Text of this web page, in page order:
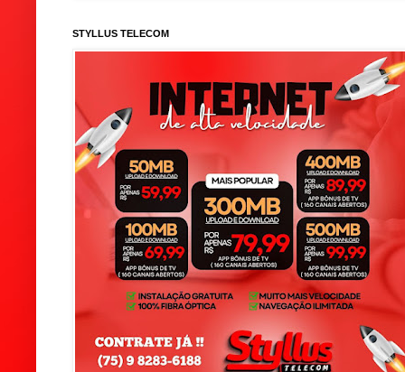
STYLLUS TELECOM